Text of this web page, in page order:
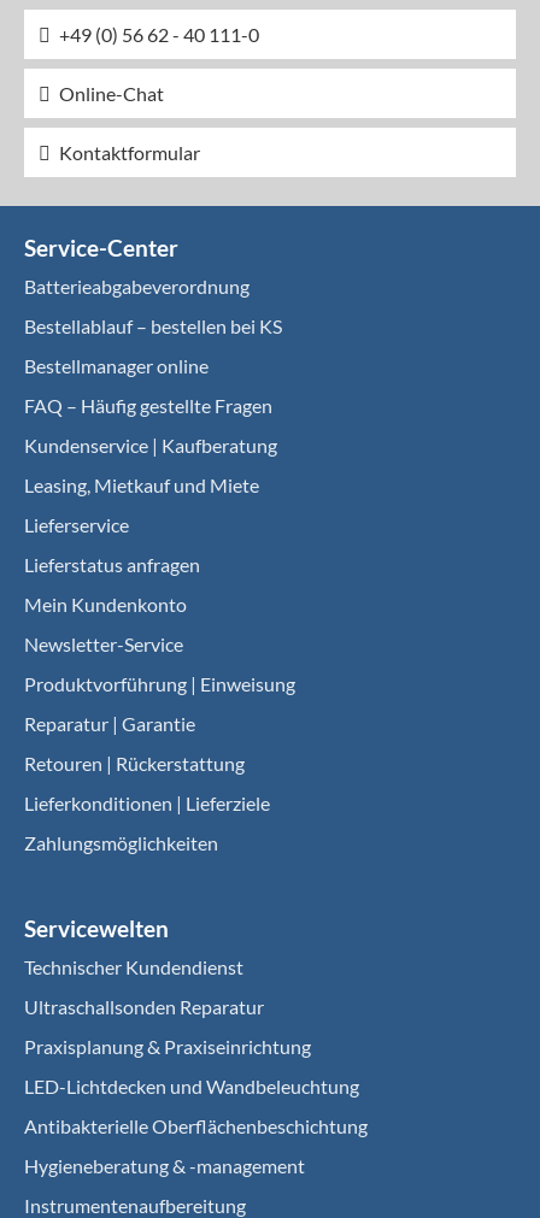
+49 (0) 56 62 - 40 111-0
Online-Chat
Kontaktformular
Service-Center
Batterieabgabeverordnung
Bestellablauf – bestellen bei KS
Bestellmanager online
FAQ – Häufig gestellte Fragen
Kundenservice | Kaufberatung
Leasing, Mietkauf und Miete
Lieferservice
Lieferstatus anfragen
Mein Kundenkonto
Newsletter-Service
Produktvorführung | Einweisung
Reparatur | Garantie
Retouren | Rückerstattung
Lieferkonditionen | Lieferziele
Zahlungsmöglichkeiten
Servicewelten
Technischer Kundendienst
Ultraschallsonden Reparatur
Praxisplanung & Praxiseinrichtung
LED-Lichtdecken und Wandbeleuchtung
Antibakterielle Oberflächenbeschichtung
Hygieneberatung & -management
Instrumentenaufbereitung